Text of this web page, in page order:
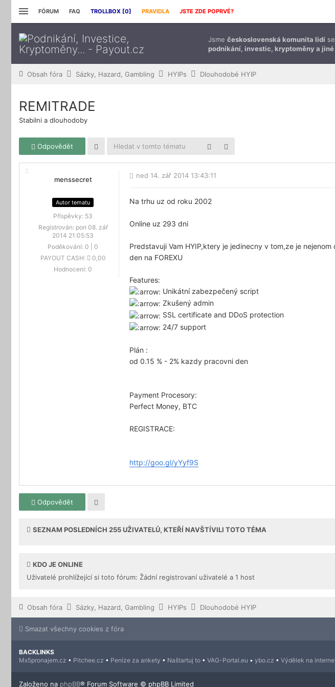
FÓRUM FAQ TROLLBOX [0] PRAVIDLA JSTE ZDE POPRVÉ?
Jsme československá komunita lidí
podnikání, investic, kryptoměny a
Obsah fóra Sázky, Hazard, Gambling HYIPs Dlouhodobé HYIP
REMITRADE
Stabilni a dlouhodoby
Odpovědět
menssecret
Autor tematu
Příspěvky: 53
Registrován: pon 08. zář
2014 21:05:53
Poděkování: 0
0
PAYOUT CASH:
0,00
Hodnocení: 0
ned 14. zář 2014 13:43:11
Na trhu uz od roku 2002
Online uz 293 dni
Predstavuji Vam HYIP,ktery je jedinecny v tom,ze je
den na FOREXU
Features:
Unikátní zabezpečený script
Zkušený admin
SSL certificate and DDoS protection
24/7 support
Plán :
od 0.15 % - 2% kazdy pracovni den
Payment Procesory:
Perfect Money, BTC
REGISTRACE:
http://goo.gl/yYyf9S
Odpovědět
SEZNAM POSLEDNÍCH 255UŽIVATELŮ, KTEŘÍ NAVŠTÍVILI TOTO TÉMA
KDO JE ONLINE
Uživatelé prohlížející si toto fórum: Žádní registrovaní uživatelé a 1 host
Obsah fóra Sázky, Hazard, Gambling HYIPs Dlouhodobé HYIP
Smazat všechny cookies z fóra
BACKLINKS
Mx5pronajem.cz • Pitchee.cz • Peníze za ankety • Naštartuj to • VAG-Portal.eu • ybo.cz • Výdělek na
Založeno na phpBB® Forum Software © phpBB Limited